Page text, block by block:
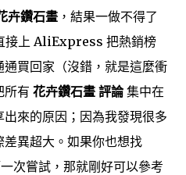
卉鑽石畫 ，結果一做不得了
上 AliExpress 把熱銷榜
買回家（沒錯，就是這麼衝
所有 花卉鑽石畫 評論集中在
來的原因；因為我發現很多
異超大。如果你也想找
次嘗試，那就剛好可以參考